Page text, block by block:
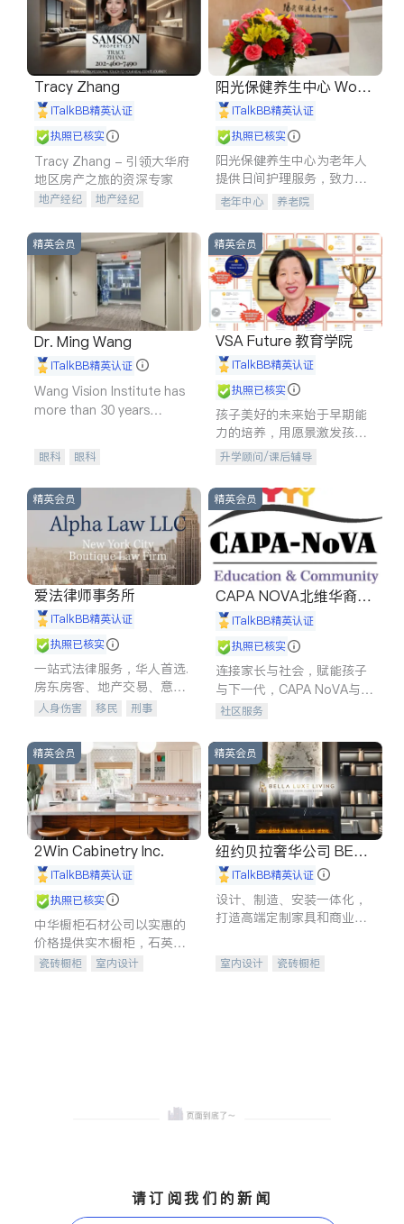
Tracy Zhang
iTalkBB精英认证
执照已核实
Tracy Zhang - 引领大华府
地区房产之旅的资深专家
地产经纪
地产经纪
商铺租售
开发商建商
阳光保健养生中心 World
shine
iTalkBB精英认证
执照已核实
阳光保健养生中心为老年人
提供日间护理服务，致力于
通过持续的护理创新来有效
老年中心 养老院
精英会员
Dr. Ming Wang
iTalkBB精英认证
Wang Vision Institute has
more than 30 years
眼科 眼科
精英会员
VSA Future 教育学院
iTalkBB精英认证
执照已核实
孩子美好的未来始于早期能
力的培养，用愿景激发孩子
的学习潜力和动力。理念：
拥有成长型心态是成功的基
石。
升学顾问/课后辅导
精英会员
爱法律师事务所
iTalkBB精英认证
执照已核实
一站式法律服务，华人首选.
房东房客、地产交易、意外
伤害、车祸重伤、商业诉
建筑合同、刑事案件全包办
人身伤害 移民
刑事
信托/遗嘱
商业
商标注册
索赔
律师-其它 保释
精英会员
CAPA NOVA北维华裔家
长会iTalkBB精英认证
执照已核实
连接家长与社会，赋能孩子
与下一代，CAPA NoVA与您
携手建设包容、公平、充满
社区服务
精英会员
2Win Cabinetry Inc.
iTalkBB精英认证
执照已核实
中华橱柜石材公司以实惠的
价格提供实木橱柜，石英石
台面，多种优质不锈钢水
瓷砖橱柜
室内设计
精英会员
纽约贝拉奢华公司 BELL
A LUXE
iTalkBB精英认证
设计、制造、安装一体化，
打造高端定制家具和商业空
室内设计
瓷砖橱柜
请订阅我们的新闻